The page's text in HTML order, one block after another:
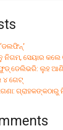
ନିଗମ, ସେୟାର କଲେ
ଡେଲିଭରି: ଲୁହ
୪ ଗେଟ୍